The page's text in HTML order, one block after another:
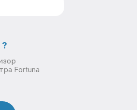
Fortuna